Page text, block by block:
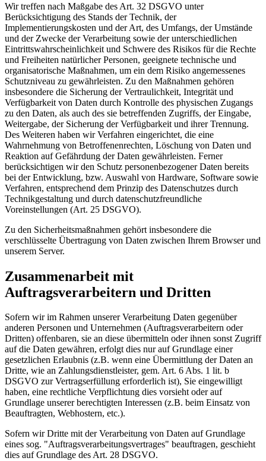
Wir treffen nach Maßgabe des Art. 32 DSGVO unter
Berücksichtigung des Stands der Technik, der
Implementierungskosten und der Art, des Umfangs, der Umstände
und der Zwecke der Verarbeitung sowie der unterschiedlichen
Eintrittswahrscheinlichkeit und Schwere des Risikos für die Rechte
und Freiheiten natürlicher Personen, geeignete technische und
organisatorische Maßnahmen, um ein dem Risiko angemessenes
Schutzniveau zu gewährleisten. Zu den Maßnahmen gehören
insbesondere die Sicherung der Vertraulichkeit, Integrität und
Verfügbarkeit von Daten durch Kontrolle des physischen Zugangs
zu den Daten, als auch des sie betreffenden Zugriffs, der Eingabe,
Weitergabe, der Sicherung der Verfügbarkeit und ihrer Trennung.
Des Weiteren haben wir Verfahren eingerichtet, die eine
Wahrnehmung von Betroffenenrechten, Löschung von Daten und
Reaktion auf Gefährdung der Daten gewährleisten. Ferner
berücksichtigen wir den Schutz personenbezogener Daten bereits
bei der Entwicklung, bzw. Auswahl von Hardware, Software sowie
Verfahren, entsprechend dem Prinzip des Datenschutzes durch
Technikgestaltung und durch datenschutzfreundliche
Voreinstellungen (Art. 25 DSGVO).
Zu den Sicherheitsmaßnahmen gehört insbesondere die
verschlüsselte Übertragung von Daten zwischen Ihrem Browser und
unserem Server.
Zusammenarbeit mit
Auftragsverarbeitern und Dritten
Sofern wir im Rahmen unserer Verarbeitung Daten gegenüber
anderen Personen und Unternehmen (Auftragsverarbeitern oder
Dritten) offenbaren, sie an diese übermitteln oder ihnen sonst Zugriff
auf die Daten gewähren, erfolgt dies nur auf Grundlage einer
gesetzlichen Erlaubnis (z.B. wenn eine Übermittlung der Daten an
Dritte, wie an Zahlungsdienstleister, gem. Art. 6 Abs. 1 lit. b
DSGVO zur Vertragserfüllung erforderlich ist), Sie eingewilligt
haben, eine rechtliche Verpflichtung dies vorsieht oder auf
Grundlage unserer berechtigten Interessen (z.B. beim Einsatz von
Beauftragten, Webhostern, etc.).
Sofern wir Dritte mit der Verarbeitung von Daten auf Grundlage
eines sog. "Auftragsverarbeitungsvertrages" beauftragen, geschieht
dies auf Grundlage des Art. 28 DSGVO.